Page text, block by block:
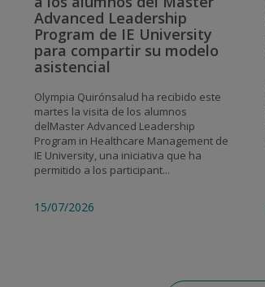
Advanced Leadership
Program de IE University
para compartir su modelo
asistencial
Olympia Quirónsalud ha recibido este
martes la visita de los alumnos
delMaster Advanced Leadership
Program in Healthcare Management de
IE University, una iniciativa que ha
permitido a los participant...
15/07/2026